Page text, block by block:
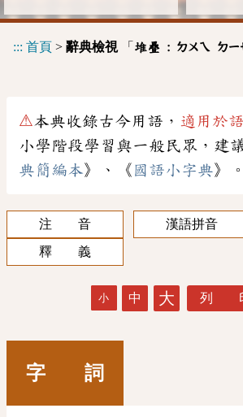
::: 首頁 > 辭典檢視「 堆疊 : ㄉㄨㄟ ㄉㄧ
⚠本典收錄古今用語， 適用於
小學階段學習與一般民眾，建
典簡編本》、《 國語小字典》。
注 音
漢語拼音
釋 義
小 中 大 列
字 詞